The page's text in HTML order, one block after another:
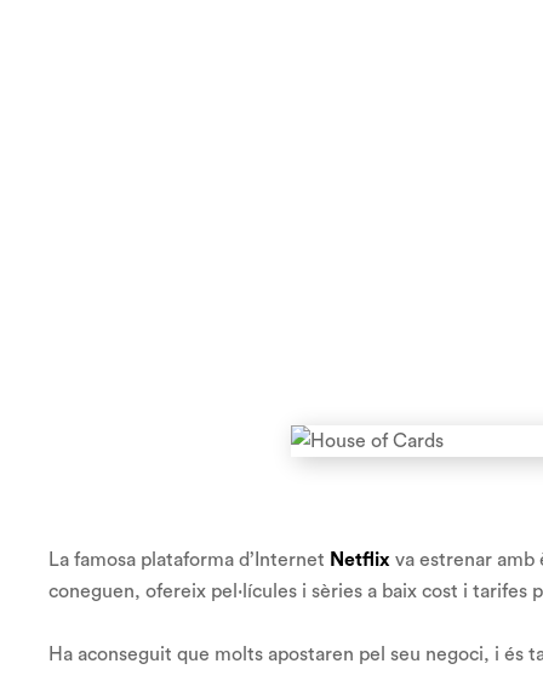
La famosa plataforma d’Internet Netflix va estrenar amb
coneguen, ofereix pel·lícules i sèries a baix cost i tarifes
Ha aconseguit que molts apostaren pel seu negoci, i és